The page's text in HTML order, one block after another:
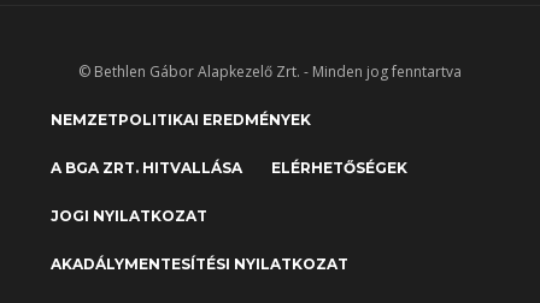
© Bethlen Gábor Alapkezelő Zrt. - Minden jog fenntartva
NEMZETPOLITIKAI EREDMÉNYEK
A BGA ZRT. HITVALLÁSA ELÉRHETŐSÉGEK
JOGI NYILATKOZAT
AKADÁLYMENTESÍTÉSI NYILATKOZAT